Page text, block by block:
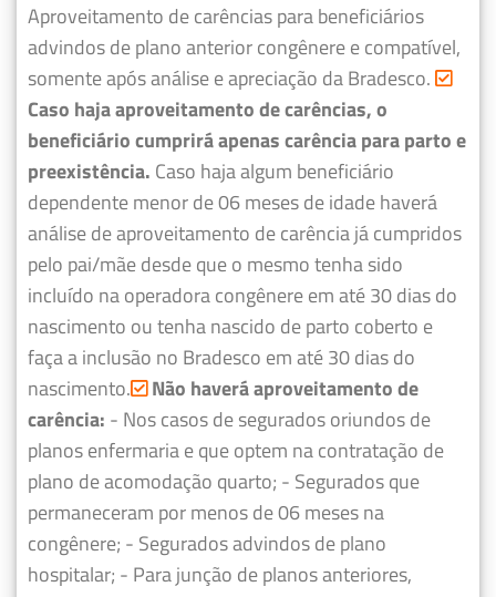
Aproveitamento de carências para beneficiários
advindos de plano anterior congênere e compatível,
somente após análise e apreciação da Bradesco.
Caso haja aproveitamento de carências, o
beneficiário cumprirá apenas carência para parto e
preexistência. Caso haja algum beneficiário
dependente menor de 06 meses de idade haverá
análise de aproveitamento de carência já cumpridos
pelo pai/mãe desde que o mesmo tenha sido
incluído na operadora congênere em até 30 dias do
nascimento ou tenha nascido de parto coberto e
faça a inclusão no Bradesco em até 30 dias do
nascimento. Não haverá aproveitamento de
carência: - Nos casos de segurados oriundos de
planos enfermaria e que optem na contratação de
plano de acomodação quarto; - Segurados que
permaneceram por menos de 06 meses na
congênere; - Segurados advindos de plano
hospitalar; - Para junção de planos anteriores,